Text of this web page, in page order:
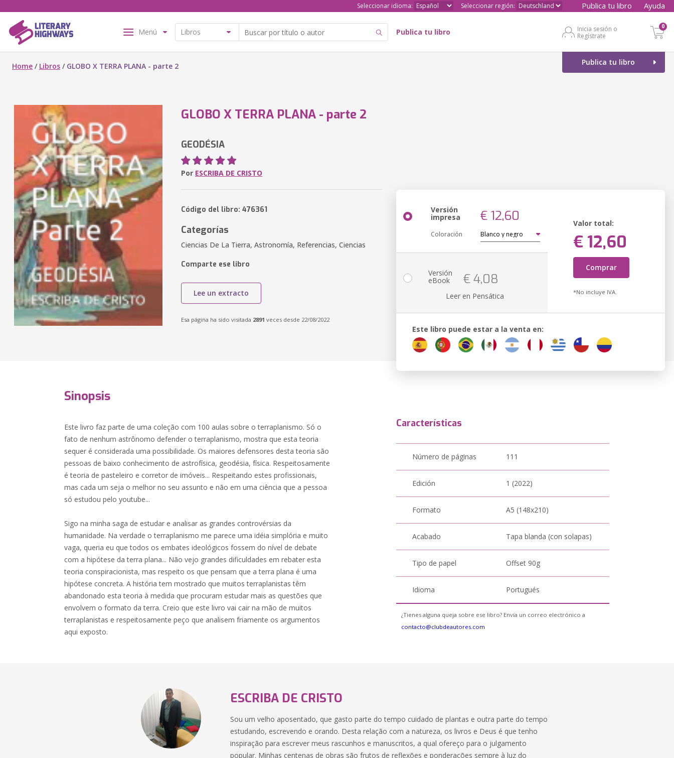
Seleccionar idioma: Seleccionar región: Publica tu libro Ayuda
Menú Publica tu libro
Inicia sesión o
Regístrate
0
Publica tu libro
Home / Libros / GLOBO X TERRA PLANA - parte 2
GLOBO X TERRA PLANA - parte 2
GEODÉSIA
Por ESCRIBA DE CRISTO
Código del libro: 476361
Categorías
Ciencias De La Tierra, Astronomía, Referencias, Ciencias
Comparte ese libro
Lee un extracto
Esa página ha sido visitada 2891 veces desde 22/08/2022
Versión
impresa € 12,60
Coloración
Valor total:
€ 12,60
Comprar
*No incluye IVA.
Versión
eBook € 4,08
Leer en Pensática
Este libro puede estar a la venta en:
Sinopsis
Este livro faz parte de uma coleção com 100 aulas sobre o terraplanismo. Só o
fato de nenhum astrônomo defender o terraplanismo, mostra que esta teoria
sequer é considerada uma possibilidade. Os maiores defensores desta teoria são
pessoas de baixo conhecimento de astrofísica, geodésia, física. Respeitosamente
é teoria de pasteleiro e corretor de imóveis... Respeitando estes profissionais,
mas cada um seja o melhor no seu assunto e não em uma ciência que a pessoa
só estudou pelo youtube...
Sigo na minha saga de estudar e analisar as grandes controvérsias da
humanidade. Na verdade o terraplanismo me parece uma idéia simplória e muito
vaga, queria eu que todos os embates ideológicos fossem do nível de debate
com a hipótese da terra plana... Não vejo grandes dificuldades em rebater esta
teoria conspiracionista, mas respeito os que pensam que a terra plana é uma
hipótese concreta. A história tem mostrado que muitos terraplanistas têm
abandonado esta teoria à medida que procuram estudar mais as questões que
envolvem o formato da terra. Creio que este livro vai cair na mão de muitos
terraplanistas e respeitosamente peço que analisem friamente os argumentos
aqui exposto.
Características
Número de páginas 111
Edición 1 (2022)
Formato A5 (148x210)
Acabado Tapa blanda (con solapas)
Tipo de papel Offset 90g
Idioma Portugués
¿Tienes alguna queja sobre ese libro? Envía un correo electrónico a
contacto@clubdeautores.com
ESCRIBA DE CRISTO
Sou um velho aposentado, que gasto parte do tempo cuidado de plantas e outra parte do tempo
estudando, escrevendo e orando. Desta relação com a natureza, os livros e Deus é que tenho
inspiração para escrever meus rascunhos e manuscritos, a qual ofereço para o julgamento
popular. Minhas centenas de obras são frutos de reflexões e ponderações sempre à luz do